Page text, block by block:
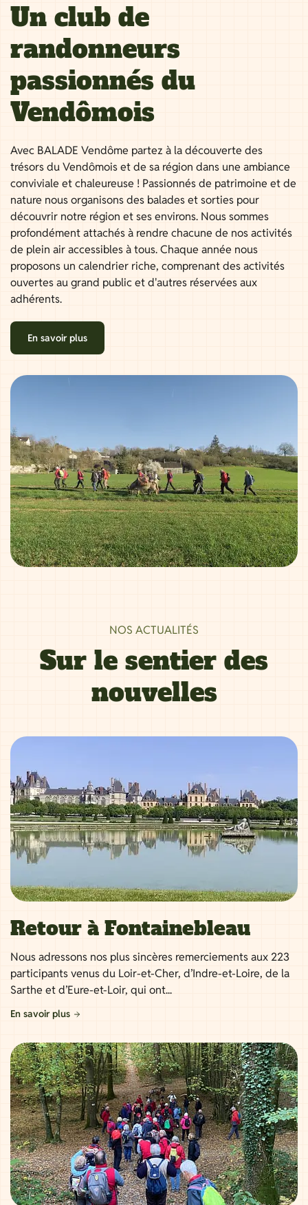
Un club de
randonneurs
passionnés du
Vendômois
Avec BALADE Vendôme partez à la découverte des
trésors du Vendômois et de sa région dans une ambiance
conviviale et chaleureuse ! Passionnés de patrimoine et de
nature nous organisons des balades et sorties pour
découvrir notre région et ses environs. Nous sommes
profondément attachés à rendre chacune de nos activités
de plein air accessibles à tous. Chaque année nous
proposons un calendrier riche, comprenant des activités
ouvertes au grand public et d'autres réservées aux
adhérents.
En savoir plus
NOS ACTUALITÉS
Sur le sentier des
nouvelles
Retour à Fontainebleau
Nous adressons nos plus sincères remerciements aux 223
participants venus du Loir-et-Cher, d’Indre-et-Loire, de la
Sarthe et d’Eure-et-Loir, qui ont...
En savoir plus